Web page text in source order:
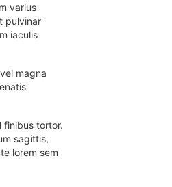
varius
pulvinar
iaculis
magna
finibus tortor.
sagittis,
lorem sem